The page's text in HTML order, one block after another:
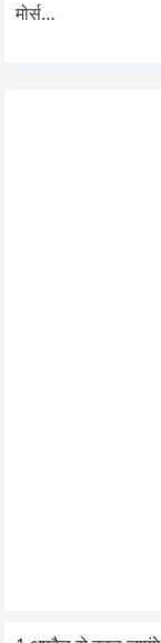
मोर्स…